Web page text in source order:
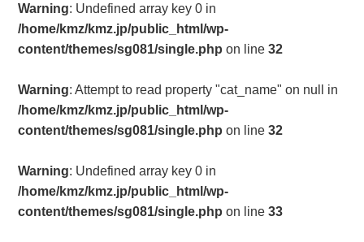
Warning: Undefined array key 0 in
/home/kmz/kmz.jp/public_html/wp-
content/themes/sg081/single.php on line32
Warning: Attempt to read property "cat_name" on null in
/home/kmz/kmz.jp/public_html/wp-
content/themes/sg081/single.php on line32
Warning: Undefined array key 0 in
/home/kmz/kmz.jp/public_html/wp-
content/themes/sg081/single.php on line33